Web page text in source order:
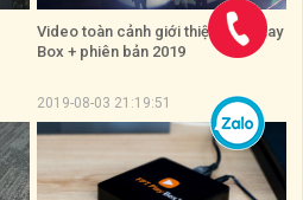
Video toàn cảnh giới thiệu FPT Play
Box + phiên bản 2019
2019-08-03 21:19:51